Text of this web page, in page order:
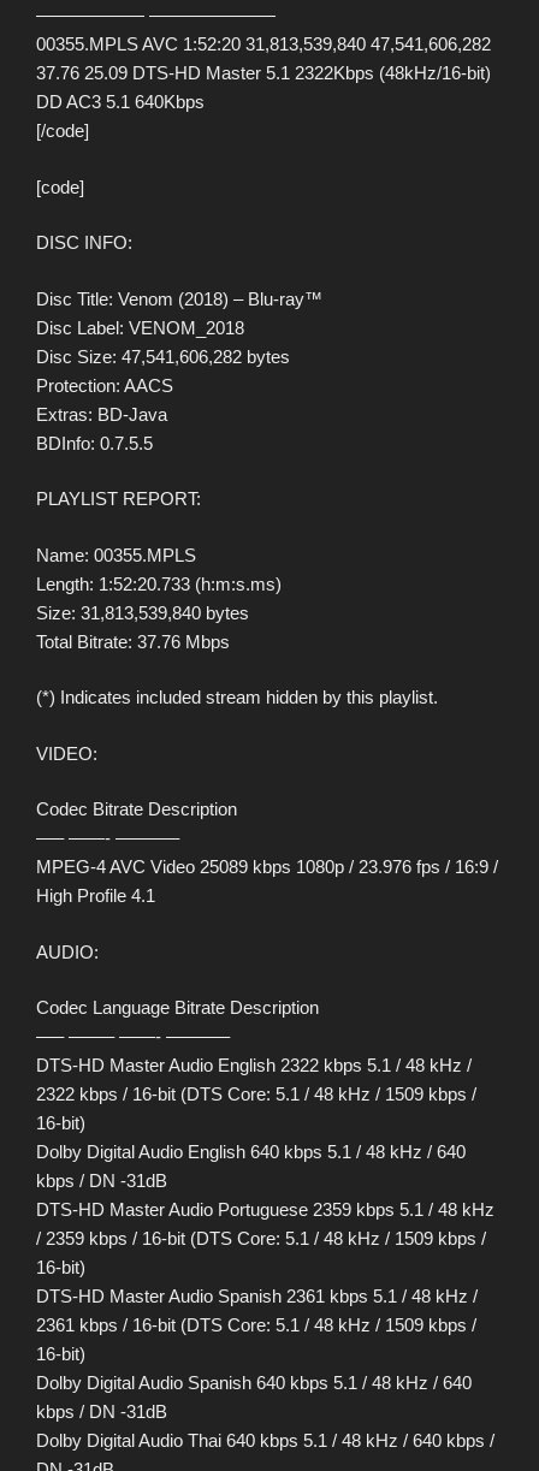
—————— ———————
00355.MPLS AVC 1:52:20 31,813,539,840 47,541,606,282
37.76 25.09 DTS-HD Master 5.1 2322Kbps (48kHz/16-bit)
DD AC3 5.1 640Kbps
[/code]
[code]
DISC INFO:
Disc Title: Venom (2018) – Blu-ray™
Disc Label: VENOM_2018
Disc Size: 47,541,606,282 bytes
Protection: AACS
Extras: BD-Java
BDInfo: 0.7.5.5
PLAYLIST REPORT:
Name: 00355.MPLS
Length: 1:52:20.733 (h:m:s.ms)
Size: 31,813,539,840 bytes
Total Bitrate: 37.76 Mbps
(*) Indicates included stream hidden by this playlist.
VIDEO:
Codec Bitrate Description
—– ——- ———–
MPEG-4 AVC Video 25089 kbps 1080p / 23.976 fps / 16:9 /
High Profile 4.1
AUDIO:
Codec Language Bitrate Description
—– ——– ——- ———–
DTS-HD Master Audio English 2322 kbps 5.1 / 48 kHz /
2322 kbps / 16-bit (DTS Core: 5.1 / 48 kHz / 1509 kbps /
16-bit)
Dolby Digital Audio English 640 kbps 5.1 / 48 kHz / 640
kbps / DN -31dB
DTS-HD Master Audio Portuguese 2359 kbps 5.1 / 48 kHz
/ 2359 kbps / 16-bit (DTS Core: 5.1 / 48 kHz / 1509 kbps /
16-bit)
DTS-HD Master Audio Spanish 2361 kbps 5.1 / 48 kHz /
2361 kbps / 16-bit (DTS Core: 5.1 / 48 kHz / 1509 kbps /
16-bit)
Dolby Digital Audio Spanish 640 kbps 5.1 / 48 kHz / 640
kbps / DN -31dB
Dolby Digital Audio Thai 640 kbps 5.1 / 48 kHz / 640 kbps /